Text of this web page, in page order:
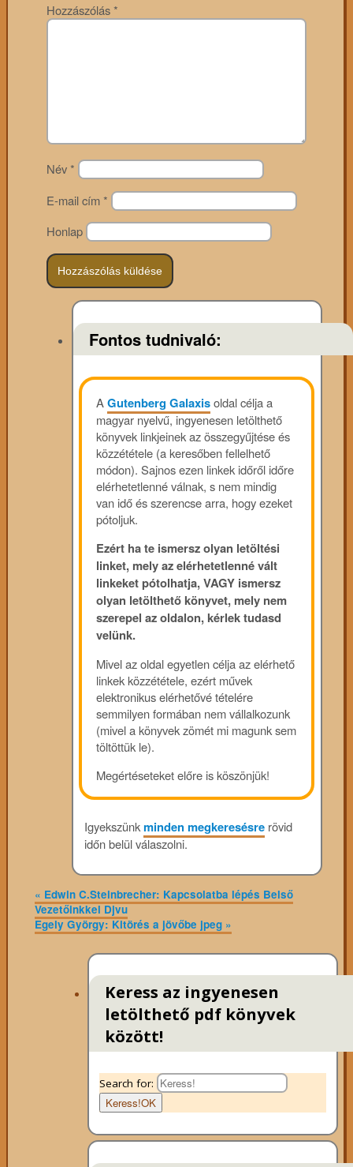
Hozzászólás*
Név*
E-mail cím*
Honlap
Fontos tudnivaló:
AGutenberg Galaxisoldal célja a
magyar nyelvű, ingyenesen letölthető
könyvek linkjeinek az összegyűjtése és
közzététele (a keresőben fellelhető
módon). Sajnos ezen linkek időről időre
elérhetetlenné válnak, s nem mindig
van idő és szerencse arra, hogy ezeket
pótoljuk.
Ezért ha te ismersz olyan letöltési
linket, mely az elérhetetlenné vált
linkeket pótolhatja, VAGY ismersz
olyan letölthető könyvet, mely nem
szerepel az oldalon, kérlek tudasd
velünk.
Mivel az oldal egyetlen célja az elérhető
linkek közzététele, ezért művek
elektronikus elérhetővé tételére
semmilyen formában nem vállalkozunk
(mivel a könyvek zömét mi magunk sem
töltöttük le).
Megértéseteket előre is köszönjük!
Igyekszünkminden megkeresésre rövid
időn belül válaszolni.
« Edwin C.Steinbrecher: Kapcsolatba lépés Belső
Vezetőinkkel Djvu
Egely György: Kitörés a jövőbe jpeg »
Keress az ingyenesen
letölthető pdf könyvek
között!
Search for:
Keress!OK